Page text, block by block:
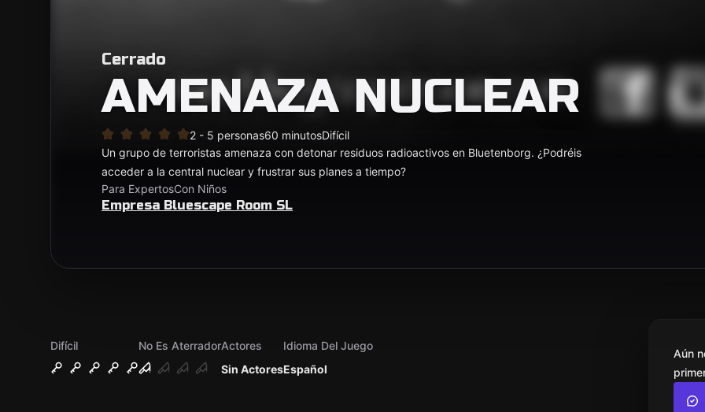
Cerrado
AMENAZA NUCLEAR
2 - 5 personas60 minutosDifícil
Un grupo de terroristas amenaza con detonar residuos radioactivos en Bluetenborg. ¿Podréis
acceder a la central nuclear y frustrar sus planes a tiempo?
Para ExpertosCon Niños
Empresa Bluescape Room SL
Difícil
No Es Aterrador
Sin Actores
Actores
Español
Idioma Del Juego
Aún